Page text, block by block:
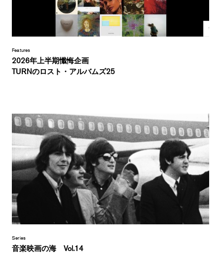
Features
2026年上半期懺悔企画
TURNのロスト・アルバムズ25
Series
音楽映画の海 Vol.14